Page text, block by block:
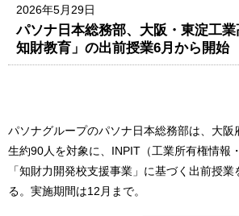
2026年5月29日
パソナ日本総務部、大阪・東淀工
知財教育」の出前授業6月から開始
パソナグループのパソナ日本総務部は、大
生約90人を対象に、INPIT（工業所有権情報
「知財力開発校支援事業」に基づく出前授
る。実施期間は12月まで。